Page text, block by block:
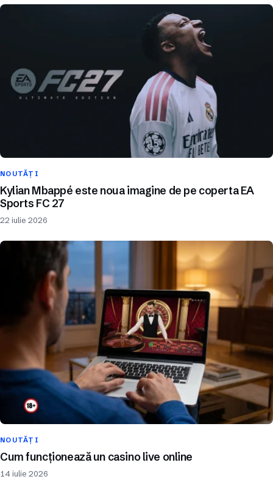
NOUTĂȚI
Kylian Mbappé este noua imagine de pe coperta EA
Sports FC 27
22 iulie 2026
NOUTĂȚI
Cum funcționează un casino live online
14 iulie 2026